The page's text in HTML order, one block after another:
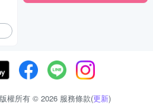
權所有 © 2026 服務條款(更新)